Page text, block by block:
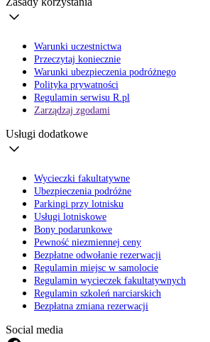
Warunki uczestnictwa
Przeczytaj koniecznie
Warunki ubezpieczenia podróżnego
Polityka prywatności
Regulamin serwisu R.pl
Zarządzaj zgodami
Usługi dodatkowe
Wycieczki fakultatywne
Ubezpieczenia podróżne
Parkingi przy lotnisku
Usługi lotniskowe
Bony podarunkowe
Pewność niezmiennej ceny
Bezpłatne odwołanie rezerwacji
Regulamin miejsc w samolocie
Regulamin wycieczek fakultatywnych
Regulamin szkoleń narciarskich
Bezpłatna zmiana rezerwacji
Social media